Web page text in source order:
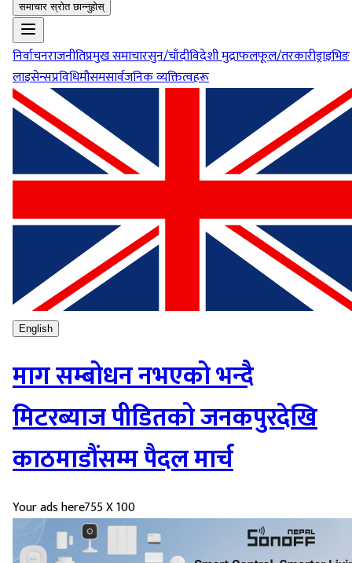
समाचार स्रोत छान्नुहोस्
निर्वाचनराजनीतिप्रमुख समाचारसुन/चाँदीविदेशी मुद्राफलफूल/तरकारीड्राइभिङ
लाइसेन्सप्रविधिमौसमसार्वजनिक व्यक्तित्वहरू
English
माग सम्बोधन नभएको भन्दै
मिटरब्याज पीडितको जनकपुरदेखि
काठमाडौंसम्म पैदल मार्च
Your ads here755 X 100